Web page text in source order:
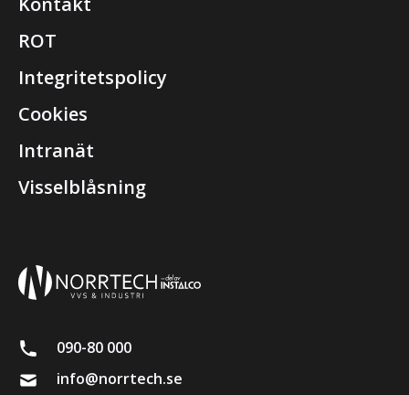
090-80 000
info@norrtech.se
ROT
Integritetspolicy
Cookies
Intranät
Visselblåsning